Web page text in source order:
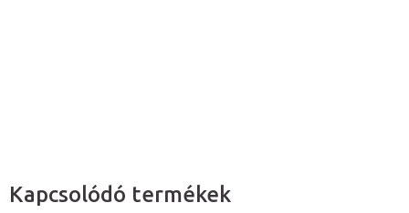
Kapcsolódó termékek